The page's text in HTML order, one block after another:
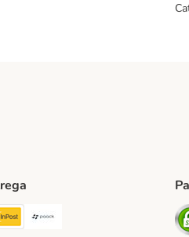
MethodShipping Method
InPost Shipping Method
Paack Shipping Method